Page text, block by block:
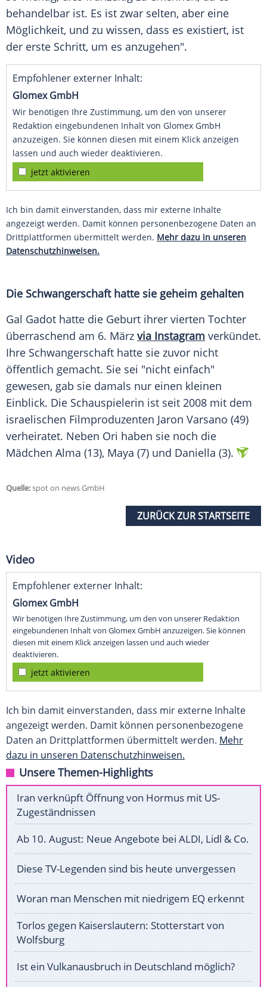
behandelbar ist. Es ist zwar selten, aber eine
Möglichkeit, und zu wissen, dass es existiert, ist
der erste Schritt, um es anzugehen".
Empfohlener externer Inhalt:
Glomex GmbH
Wir benötigen Ihre Zustimmung, um den von unserer
Redaktion eingebundenen Inhalt von Glomex GmbH
anzuzeigen. Sie können diesen mit einem Klick anzeigen
lassen und auch wieder deaktivieren.
jetzt aktivieren
Ich bin damit einverstanden, dass mir externe Inhalte
angezeigt werden. Damit können personenbezogene Daten an
Drittplattformen übermittelt werden. Mehr dazu in unseren
Datenschutzhinweisen.
Die Schwangerschafthatte sie geheim gehalten
Gal Gadot hatte die Geburt ihrer vierten Tochter
überraschend am 6. März via Instagram verkündet.
Ihre Schwangerschaft hatte sie zuvor nicht
öffentlich gemacht. Sie sei "nicht einfach"
gewesen, gab sie damals nur einen kleinen
Einblick. Die Schauspielerin ist seit 2008 mit dem
israelischen Filmproduzenten Jaron Varsano (49)
verheiratet. Neben Ori haben sie noch die
Mädchen Alma (13), Maya (7) und Daniella (3).
Quelle:spot on news GmbH
ZURÜCK ZUR STARTSEITE
Video
Empfohlener externer Inhalt:
Glomex GmbH
Wir benötigen Ihre Zustimmung, um den von unserer Redaktion
eingebundenen Inhalt von Glomex GmbH anzuzeigen. Sie können
diesen mit einem Klick anzeigen lassen und auch wieder
deaktivieren.
jetzt aktivieren
Ich bin damit einverstanden, dass mir externe Inhalte
angezeigt werden. Damit können personenbezogene
Daten an Drittplattformen übermittelt werden. Mehr
dazu in unseren Datenschutzhinweisen.
Unsere Themen-Highlights
Iran verknüpft Öffnung von Hormus mit US-
Zugeständnissen
Ab 10. August: Neue Angebote bei ALDI, Lidl & Co.
Diese TV-Legenden sind bis heute unvergessen
Woran man Menschen mit niedrigem EQ erkennt
Torlos gegen Kaiserslautern: Stotterstart von
Wolfsburg
Ist ein Vulkanausbruch in Deutschland möglich?